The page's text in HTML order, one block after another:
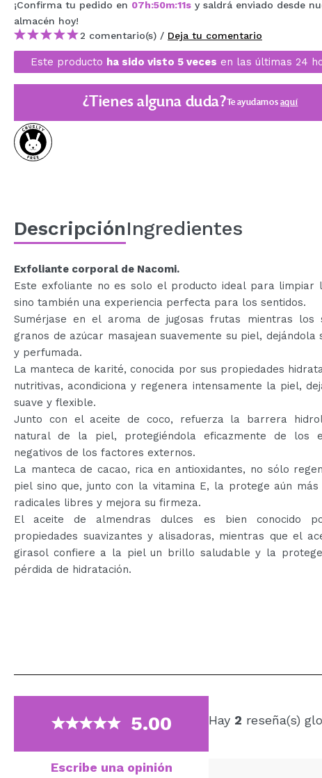
MAQUIFARMA
KOREA ZONE
TRAVEL SIZE
OFERTAS
PRÓXIMAMENTE
¡Confirma tu pedido en 07h:50m:10s y saldrá enviado desde
almacén hoy!
2 comentario(s) / Deja tu comentario
Este producto ha sido visto 5 veces en las últimas 24
¿Tienes alguna duda?Te ayudamosaquí
DescripciónIngredientes
Exfoliante corporal de Nacomi.
Este exfoliante no es solo el producto ideal para limpiar
sino también una experiencia perfecta para los sentidos.
Sumérjase en el aroma de jugosas frutas mientras los
granos de azúcar masajean suavemente su piel, dejándola
y perfumada.
La manteca de karité, conocida por sus propiedades
nutritivas, acondiciona y regenera intensamente la piel,
suave y flexible.
Junto con el aceite de coco, refuerza la barrera
natural de la piel, protegiéndola eficazmente de los
negativos de los factores externos.
La manteca de cacao, rica en antioxidantes, no sólo
piel sino que, junto con la vitamina E, la protege aún más
radicales libres y mejora su firmeza.
El aceite de almendras dulces es bien conocido
propiedades suavizantes y alisadoras, mientras que el
girasol confiere a la piel un brillo saludable y la
pérdida de hidratación.
5.00
Escribe una opinión
Hay 2 reseña(s)